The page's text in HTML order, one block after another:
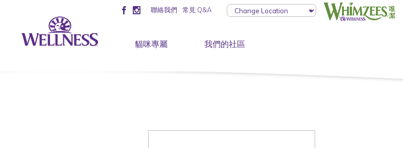
聯絡我們 常見 Q&A
貓咪專屬 我們的社區